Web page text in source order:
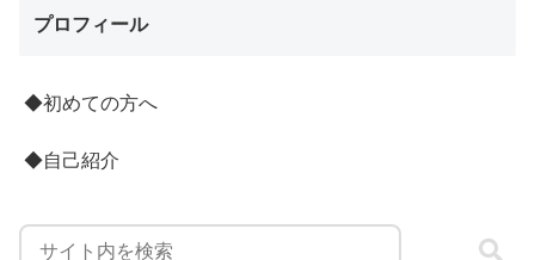
プロフィール
◆初めての方へ
◆自己紹介